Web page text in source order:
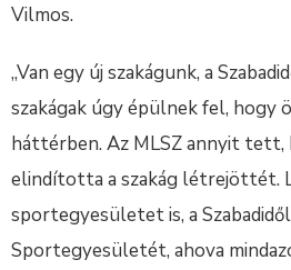
Vilmos.
„Van egy új szakágunk, a
szakágak úgy épülnek fel, hogy
háttérben. Az MLSZ annyit
elindította a szakág létrejöttét.
sportegyesületet is, a
Sportegyesületét, ahova